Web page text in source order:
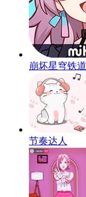
崩坏星穹铁道
节奏达人